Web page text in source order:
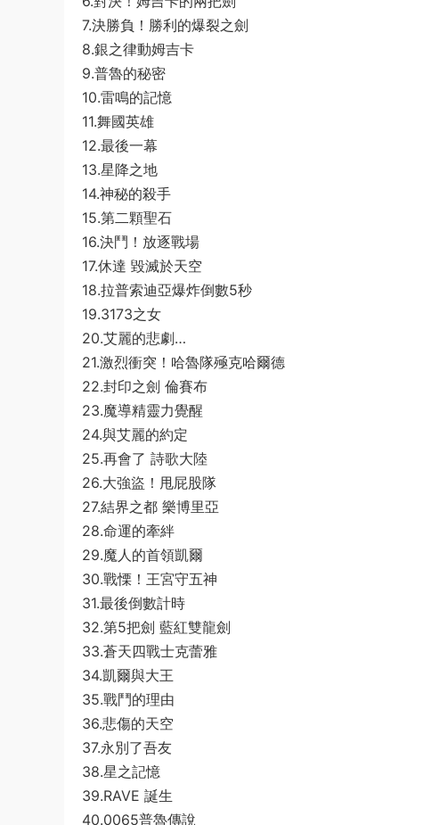
7.決勝負！勝利的爆裂之劍
8.銀之律動姆吉卡
9.普魯的秘密
10.雷鳴的記憶
11.舞國英雄
12.最後一幕
13.星降之地
14.神秘的殺手
15.第二顆聖石
16.決鬥！放逐戰場
17.休達 毀滅於天空
18.拉普索迪亞爆炸倒數5秒
19.3173之女
20.艾麗的悲劇…
21.激烈衝突！哈魯隊殛克哈爾德
22.封印之劍 倫賽布
23.魔導精靈力覺醒
24.與艾麗的約定
25.再會了 詩歌大陸
26.大強盜！甩屁股隊
27.結界之都 樂博里亞
28.命運的牽絆
29.魔人的首領凱爾
30.戰慄！王宮守五神
31.最後倒數計時
32.第5把劍 藍紅雙龍劍
33.蒼天四戰士克蕾雅
34.凱爾與大王
35.戰鬥的理由
36.悲傷的天空
37.永別了吾友
38.星之記憶
39.RAVE 誕生
40.0065普魯傳說